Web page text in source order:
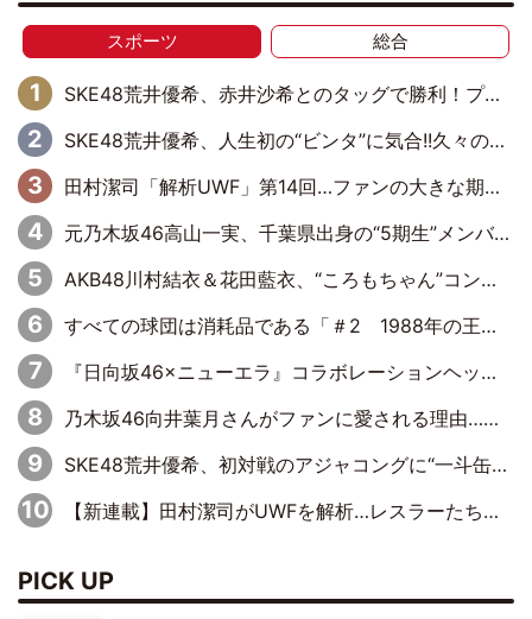
スポーツ 総合
SKE48荒井優希、赤井沙希とのタッグで勝利！プリンセスタッグ選手権ベルトに挑戦
SKE48荒井優希、人生初の“ビンタ”に気合!!久々のシングルマッチ決定に「自分のできることを全部出せたらベスト」
田村潔司「解析UWF」第14回…ファンの大きな期待と現実の厳しい闘い
元乃木坂46高山一実、千葉県出身の“5期生”メンバーと「千葉軍団を作りたかった」さゆりんご軍団に対抗
AKB48川村結衣＆花田藍衣、“ころもちゃん”コンビがきつねダンスに出演！ファイターズファンのかわゆいはファーストピッチにも挑戦
すべての球団は消耗品である「＃2 1988年の王巨人編」byプロ野球死亡遊戯
『日向坂46×ニューエラ』コラボレーションヘッドウェア発売決定
乃木坂46向井葉月さんがファンに愛される理由…セレモニアルピッチに挑戦
SKE48荒井優希、初対戦のアジャコングに“一斗缶攻撃”も食らい完敗
【新連載】田村潔司がUWFを解析…レスラーたちは何を見せていたのか
PICK UP